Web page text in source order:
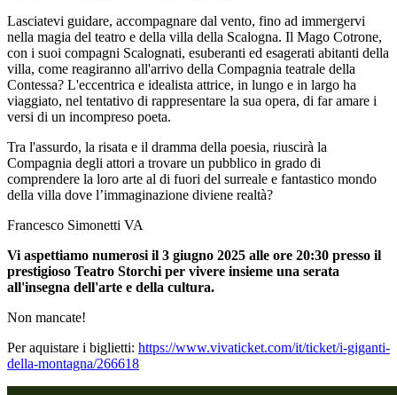
Lasciatevi guidare, accompagnare dal vento, fino ad immergervi
nella magia del teatro e della villa della Scalogna. Il Mago Cotrone,
con i suoi compagni Scalognati, esuberanti ed esagerati abitanti della
villa, come reagiranno all'arrivo della Compagnia teatrale della
Contessa? L'eccentrica e idealista attrice, in lungo e in largo ha
viaggiato, nel tentativo di rappresentare la sua opera, di far amare i
versi di un incompreso poeta.
Tra l'assurdo, la risata e il dramma della poesia, riuscirà la
Compagnia degli attori a trovare un pubblico in grado di
comprendere la loro arte al di fuori del surreale e fantastico mondo
della villa dove l’immaginazione diviene realtà?
Francesco Simonetti VA
Vi aspettiamo numerosi il 3 giugno 2025 alle ore 20:30 presso il
prestigioso Teatro Storchi per vivere insieme una serata
all'insegna dell'arte e della cultura.
Non mancate!
Per aquistare i biglietti: https://www.vivaticket.com/it/ticket/i-giganti-
della-montagna/266618